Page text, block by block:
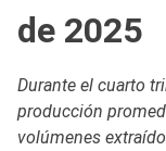
de 2025
Durante el cuarto
producción
volúmenes